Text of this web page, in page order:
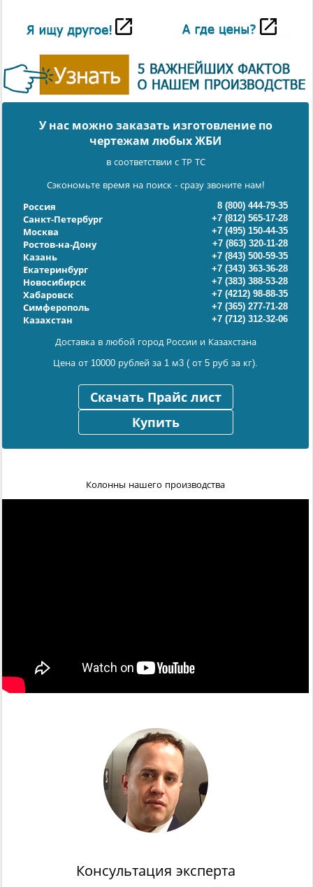
У нас можно заказать изготовление по
чертежам любых ЖБИ
в соответствии с ТР ТС
Сэкономьте время на поиск - сразу звоните нам!
Россия
8 (800) 444-79-35
Санкт-Петербург
+7 (812) 565-17-28
Москва
+7 (495) 150-44-35
Ростов-на-Дону
+7 (863) 320-11-28
Казань
+7 (843) 500-59-35
Екатеринбург
+7 (343) 363-36-28
Новосибирск
+7 (383) 388-53-28
Хабаровск
+7 (4212) 98-88-35
Симферополь
+7 (365) 277-71-28
Казахстан
+7 (712) 312-32-06
Доставка в любой город России и Казахстана
Цена от 10000 рублей за 1 м3 ( от 5 руб за кг).
Скачать Прайс лист
Купить
Колонны нашего производства
Консультация эксперта